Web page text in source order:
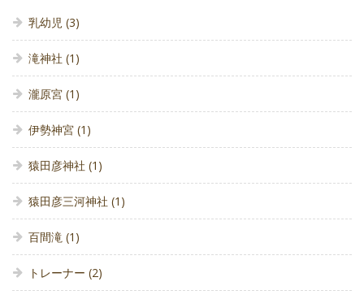
乳幼児 (3)
滝神社 (1)
瀧原宮 (1)
伊勢神宮 (1)
猿田彦神社 (1)
猿田彦三河神社 (1)
百間滝 (1)
トレーナー (2)